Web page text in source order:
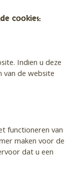
cookies:
Indien u deze
van de website
functioneren van
maken voor de
dat u een